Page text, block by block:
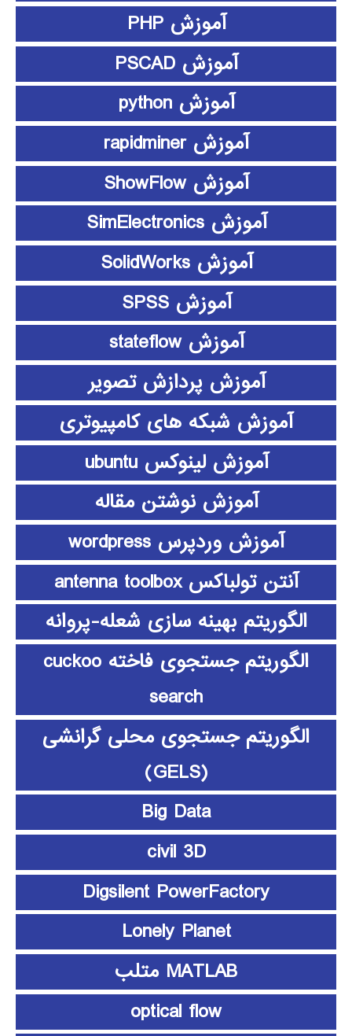
آموزش PHP
آموزش PSCAD
آموزش python
آموزش rapidminer
آموزش ShowFlow
آموزش SimElectronics
آموزش SolidWorks
آموزش SPSS
آموزش stateflow
آموزش پردازش تصویر
آموزش شبکه های کامپیوتری
آموزش لینوکس ubuntu
آموزش نوشتن مقاله
آموزش وردپرس wordpress
آنتن تولباکس antenna toolbox
الگوریتم بهینه سازی شعله-پروانه
الگوریتم جستجوی فاخته cuckoo
search
الگوریتم جستجوی محلی گرانشی
(GELS)
Big Data
civil 3D
Digsilent PowerFactory
Lonely Planet
MATLAB متلب
optical flow